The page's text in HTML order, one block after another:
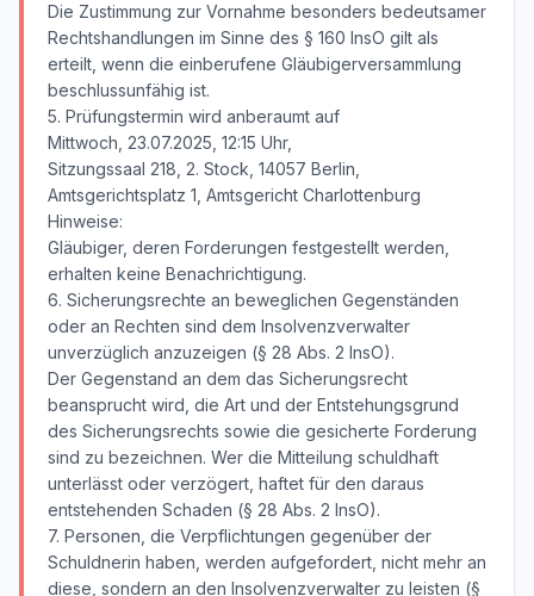
Die Zustimmung zur Vornahme besonders bedeutsamer
Rechtshandlungen im Sinne des § 160 InsO gilt als
erteilt, wenn die einberufene Gläubigerversammlung
beschlussunfähig ist.
5. Prüfungstermin wird anberaumt auf
Mittwoch, 23.07.2025, 12:15 Uhr,
Sitzungssaal 218, 2. Stock, 14057 Berlin,
Amtsgerichtsplatz 1, Amtsgericht Charlottenburg
Hinweise:
Gläubiger, deren Forderungen festgestellt werden,
erhalten keine Benachrichtigung.
6. Sicherungsrechte an beweglichen Gegenständen
oder an Rechten sind dem Insolvenzverwalter
unverzüglich anzuzeigen (§ 28 Abs. 2 InsO).
Der Gegenstand an dem das Sicherungsrecht
beansprucht wird, die Art und der Entstehungsgrund
des Sicherungsrechts sowie die gesicherte Forderung
sind zu bezeichnen. Wer die Mitteilung schuldhaft
unterlässt oder verzögert, haftet für den daraus
entstehenden Schaden (§ 28 Abs. 2 InsO).
7. Personen, die Verpflichtungen gegenüber der
Schuldnerin haben, werden aufgefordert, nicht mehr an
diese, sondern an den Insolvenzverwalter zu leisten (§